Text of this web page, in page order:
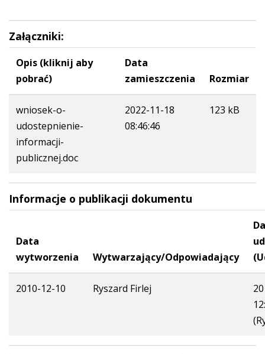
Załączniki:
Opis (kliknij aby
pobrać)
Data
zamieszczenia
Rozmiar
wniosek-o-
udostepnienie-
informacji-
publicznej.doc
2022-11-18
08:46:46
123 kB
Informacje o publikacji dokumentu
Data
wytworzenia
Wytwarzający/Odpowiadający
2010-12-10 Ryszard Firlej